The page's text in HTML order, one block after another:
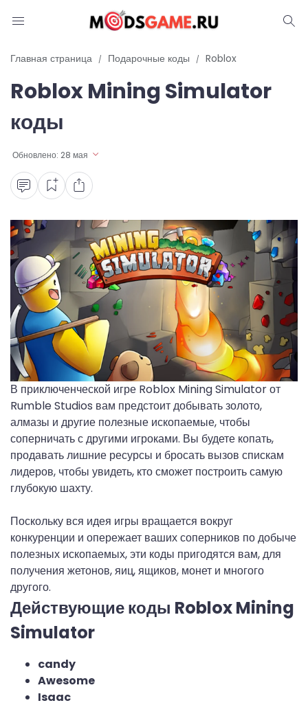
Блог
Читы и коды
Промокоды
Ошибки
Руководства
Roblox
Главная страница Подарочные коды Roblox
Roblox Mining Simulator
коды
Обновлено: 28 мая
В приключенческой игре Roblox Mining Simulator от
Rumble Studios вам предстоит добывать золото,
алмазы и другие полезные ископаемые, чтобы
соперничать с другими игроками. Вы будете копать,
продавать лишние ресурсы и бросать вызов спискам
лидеров, чтобы увидеть, кто сможет построить самую
глубокую шахту.
Поскольку вся идея игры вращается вокруг
конкуренции и опережает ваших соперников по добыче
полезных ископаемых, эти коды пригодятся вам, для
получения жетонов, яиц, ящиков, монет и многого
другого.
Действующие коды Roblox Mining
Simulator
candy
Awesome
Isaac